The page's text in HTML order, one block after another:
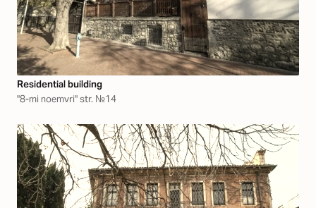
Residential building
"8-mi noemvri" str. №14